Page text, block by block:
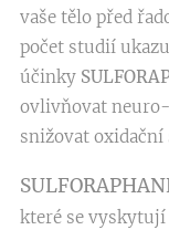
vaše tělo před
počet studií
účinky
ovlivňovat
snižovat
které se